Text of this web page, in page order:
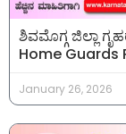
ಶಿವಮೊಗ್ಗ ಜಿಲ್ಲಾ
Home Guards
January 26, 2026